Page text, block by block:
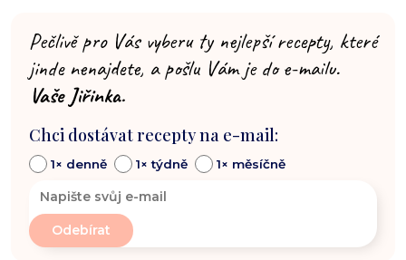
Pečlivě pro Vás vyberu ty nejlepší recepty, které
jinde nenajdete, a pošlu Vám je do e-mailu.
Vaše Jiřinka.
Chci dostávat recepty na e-mail:
1× denně 1× týdně 1× měsíčně